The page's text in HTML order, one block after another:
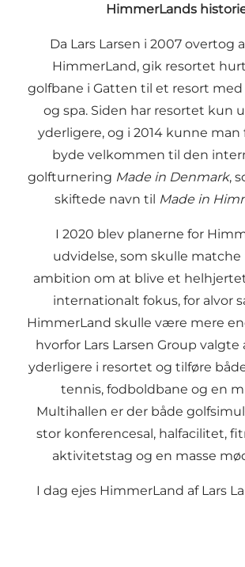
HimmerLands
Da Lars Larsen i 2007 overtog
HimmerLand, gik resortet
golfbane i Gatten til et resort
og spa. Siden har resortet kun
yderligere, og i 2014 kunne man
byde velkommen til den
golfturnering Made in Denmark,
skiftede navn til Made in
I 2020 blev planerne for
udvidelse, som skulle matche
ambition om at blive et
internationalt fokus, for alvor
HimmerLand skulle være mere
hvorfor Lars Larsen Group
yderligere i resortet og tilføre
tennis, fodboldbane og en
Multihallen er der både
stor konferencesal, halfacilitet,
aktivitetstag og en masse
I dag ejes HimmerLand af Lars